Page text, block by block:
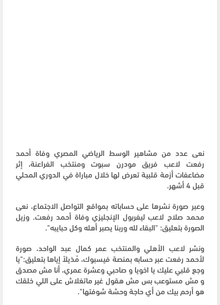
نعى عدد من مشاهير الوسط الرياضي المصري وفاة أحمد
رفعت لاعب فريق مودرن سبوت ومنتخب الفراعنة، إثر
مضاعفات أزمة قلبية تعرض لها خلال مباراة في الدوري المحلي
قبل 4 أشهر.
وعبر صورة نشرها على حساباته بمواقع التواصل الاجتماع، نعى
محمد صلاح لاعب ليفربول الإنجليزي وفاة أحمد رفعت. وزيل
الصورة بتعليق: "البقاء لله وربنا يصبر أهله وكل حبايبه".
ونشر لاعب الأهلي والمنتخب عمر كمال عبد الواحد، صورة
لأحمد رفعت عبر حسابه بمنصة فيسبوك، مُذيلاً إياها بتعليق:"يا
وجع قلبي عليك يا اخويا و صاحبي وعشرة عمري، أنا مش مصدق
و مش مستوعب بس مش هقول غير ماتغلاش على اللي خلقك
هو أرحم بيك من أي حاجة وحشة شوفتها".